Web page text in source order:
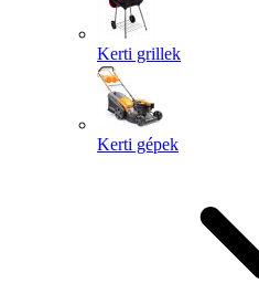
Kerti grillek
Kerti gépek